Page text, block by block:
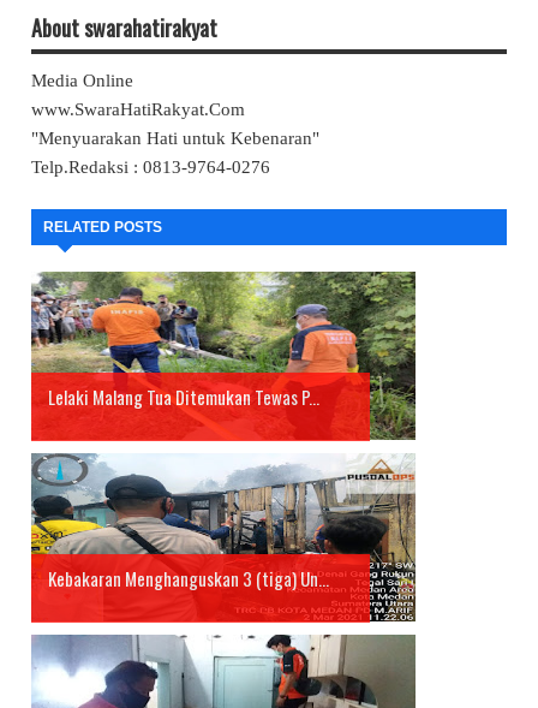
About swarahatirakyat
Media Online
www.SwaraHatiRakyat.Com
"Menyuarakan Hati untuk Kebenaran"
Telp.Redaksi : 0813-9764-0276
RELATED POSTS
Lelaki Malang Tua Ditemukan Tewas P...
Kebakaran Menghanguskan 3 (tiga) Un...